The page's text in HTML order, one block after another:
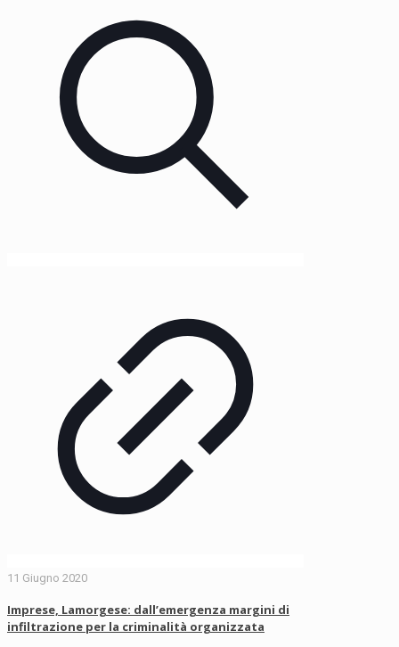
11 Giugno 2020
Imprese, Lamorgese: dall’emergenza margini di
infiltrazione per la criminalità organizzata